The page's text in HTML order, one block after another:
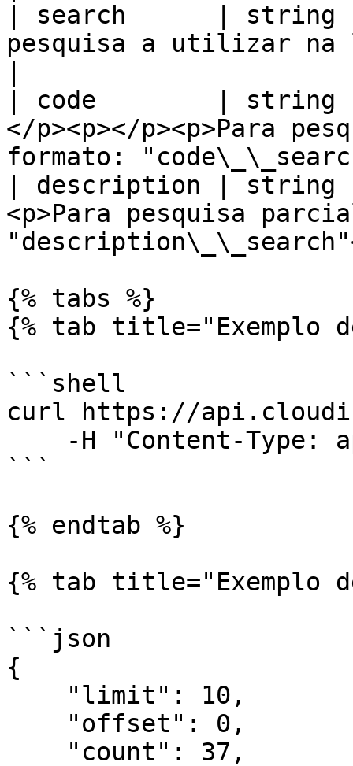
| search      | string
pesquisa a utilizar
| code        | string  |
</p><p></p><p>Para
formato:
| description | string  |
<p>Para pesquisa
{% tabs %}
{% tab title="Exemplo
```shell
curl https://
```
{% endtab %}
{% tab title="Exemplo
```json
{